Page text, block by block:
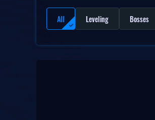
All Leveling Bosses